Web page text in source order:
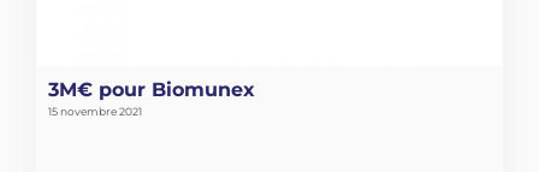
3M€ pour Biomunex
15 novembre 2021